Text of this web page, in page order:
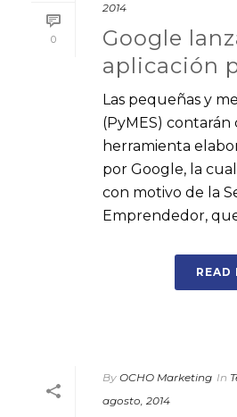
0
2014
Google
aplicación
Las pequeñas y
(PyMES)
herramienta
por Google, la
con motivo de la
Emprendedor, que
READ
By OCHO Marketing In
agosto, 2014